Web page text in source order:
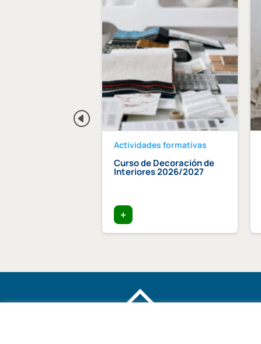
Actividades formativas
Curso de Decoración de
Interiores 2026/2027
+